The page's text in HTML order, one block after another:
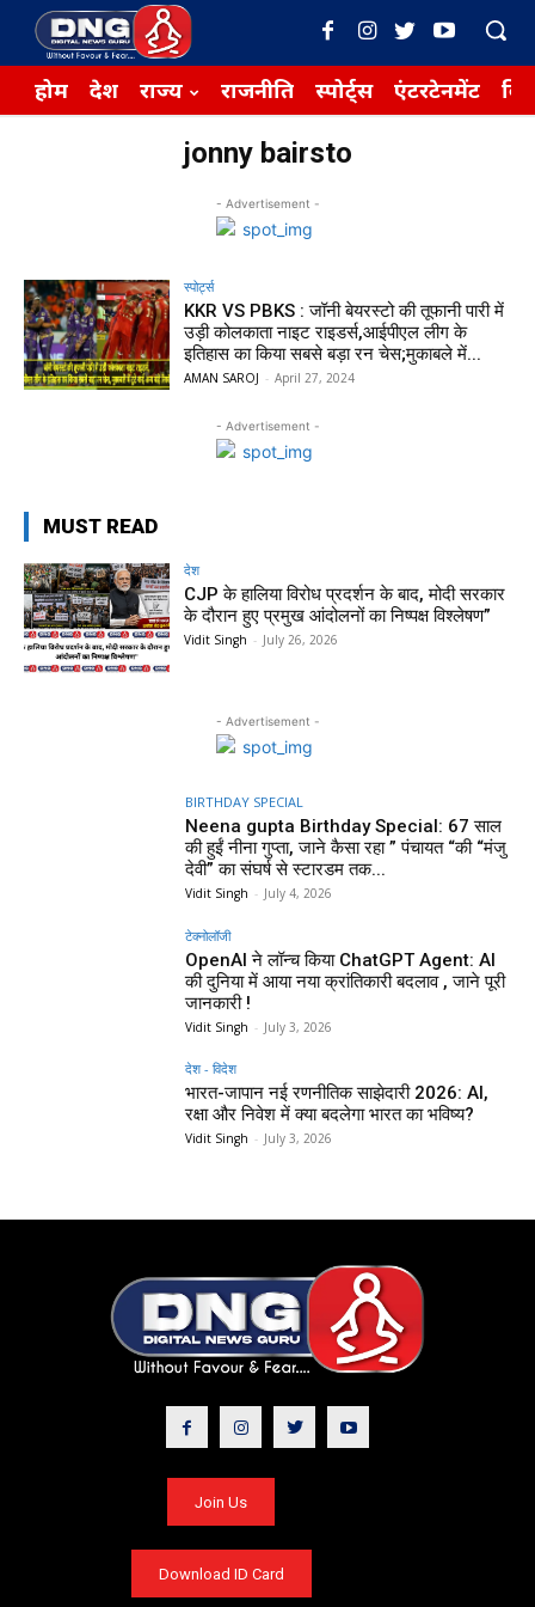
होम देश राज्य राजनीति स्पोर्ट्स एंटरटेनमेंट
jonny bairsto
- Advertisement -
स्पोर्ट्स
KKR VS PBKS : जॉनी बेयरस्टो की तूफानी पारी में
उड़ी कोलकाता नाइट राइडर्स,आईपीएल लीग के
इतिहास का किया सबसे बड़ा रन चेस;मुकाबले में...
AMAN SAROJ - April 27, 2024
- Advertisement -
MUST READ
देश
CJP के हालिया विरोध प्रदर्शन के बाद, मोदी सरकार
के दौरान हुए प्रमुख आंदोलनों का निष्पक्ष विश्लेषण”
Vidit Singh - July 26, 2026
- Advertisement -
BIRTHDAY SPECIAL
Neena gupta Birthday Special: 67 साल
की हुईं नीना गुप्ता, जाने कैसा रहा ” पंचायत “की “मंजु
देवी” का संघर्ष से स्टारडम तक...
Vidit Singh - July 4, 2026
टेक्नोलॉजी
OpenAI ने लॉन्च किया ChatGPT Agent: AI
की दुनिया में आया नया क्रांतिकारी बदलाव , जाने पूरी
जानकारी !
Vidit Singh - July 3, 2026
देश - विदेश
भारत-जापान नई रणनीतिक साझेदारी 2026: AI,
रक्षा और निवेश में क्या बदलेगा भारत का भविष्य?
Vidit Singh - July 3, 2026
Join Us
Download ID Card